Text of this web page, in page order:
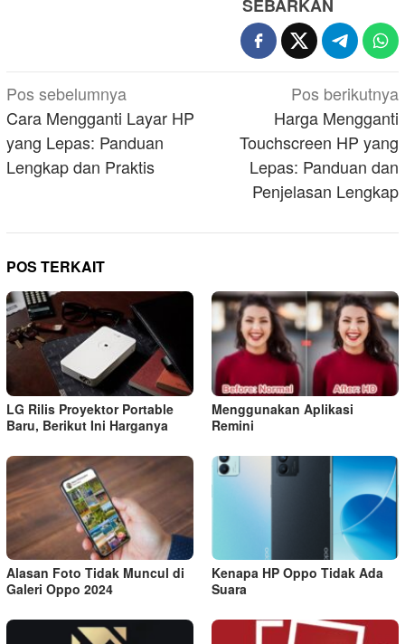
SEBARKAN
Navigasi
pos
Pos sebelumnya
Cara Mengganti Layar HP
yang Lepas: Panduan
Lengkap dan Praktis
Pos berikutnya
Harga Mengganti
Touchscreen HP yang
Lepas: Panduan dan
Penjelasan Lengkap
POS TERKAIT
LG Rilis Proyektor Portable
Baru, Berikut Ini Harganya
Menggunakan Aplikasi
Remini
Alasan Foto Tidak Muncul di
Galeri Oppo 2024
Kenapa HP Oppo Tidak Ada
Suara